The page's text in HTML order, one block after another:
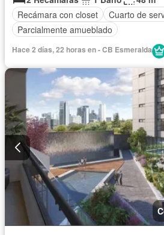
Recámara con closet
Cuarto de
Parcialmente amueblado
Hace 2 días, 22 horas en - CB Esmeralda